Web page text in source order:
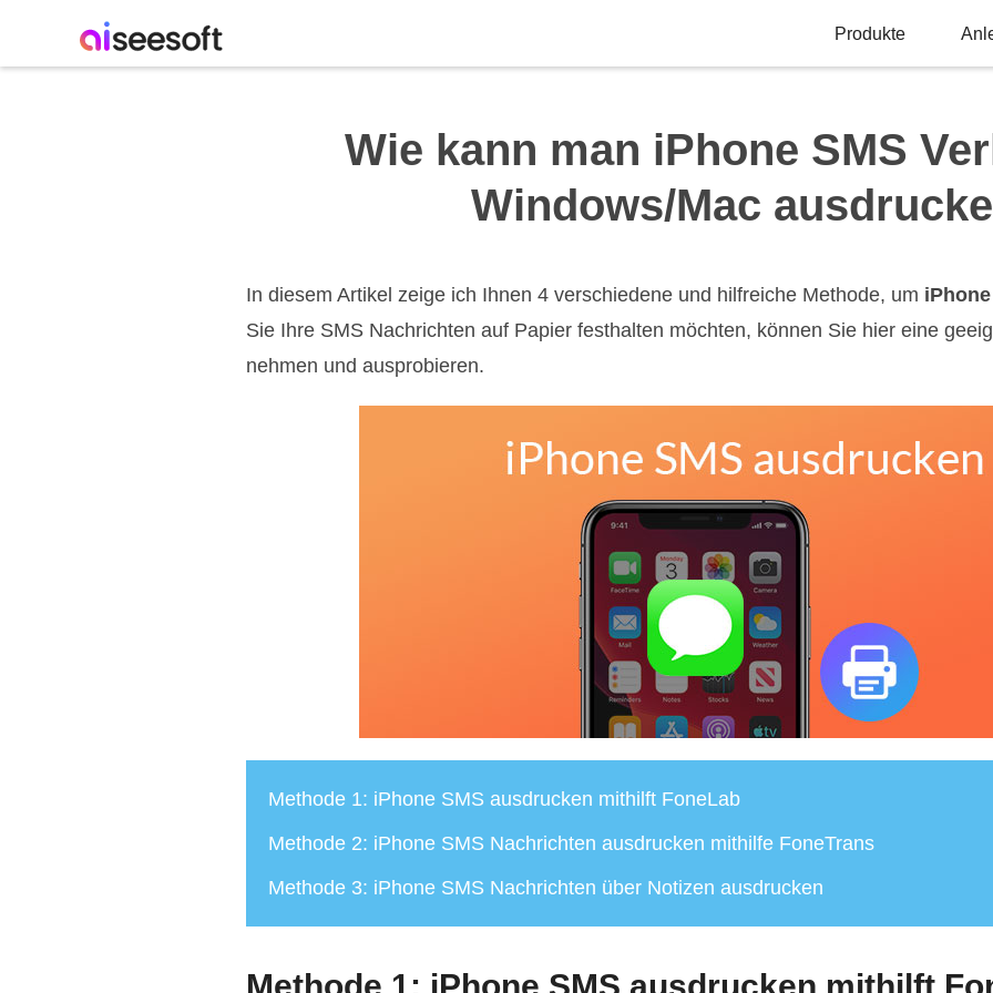
Produkte
Wie kann man iPhone SMS
Windows/Mac
In diesem Artikel zeige ich Ihnen 4 verschiedene und hilfreiche Methode, um
Sie Ihre SMS Nachrichten auf Papier festhalten möchten, können Sie hier eine
nehmen und ausprobieren.
Methode 1: iPhone SMS ausdrucken mithilft FoneLab
Methode 2: iPhone SMS Nachrichten ausdrucken mithilfe FoneTrans
Methode 3: iPhone SMS Nachrichten über Notizen ausdrucken